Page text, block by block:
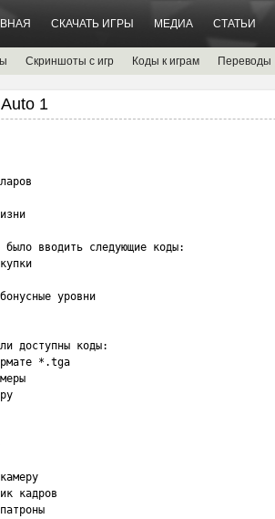
СКАЧАТЬ ИГРЫ МЕДИА СТАТЬИ
Скриншоты с игр Коды к играм Переводы
1
было вводить следующие коды:
уровни
доступны коды:
*.tga
кадров